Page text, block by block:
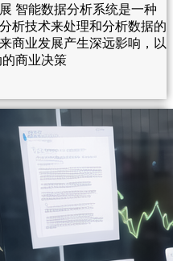
智能数据分析系统是一种
析技术来处理和分析数据的
商业发展产生深远影响，以
商业决策